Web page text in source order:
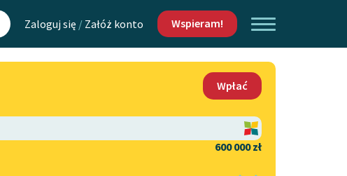
Zaloguj się / Załóż konto Wspieram!
Lektur
Kontakt
O projekcie
Wpłać
600 000 zł